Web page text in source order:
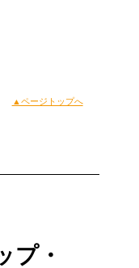
▲ページトップへ
プ・